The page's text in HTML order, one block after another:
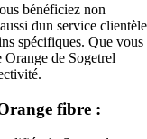
bénéficiez non
dun service clientèle
spécifiques. Que vous
de Sogetrel
fibre :